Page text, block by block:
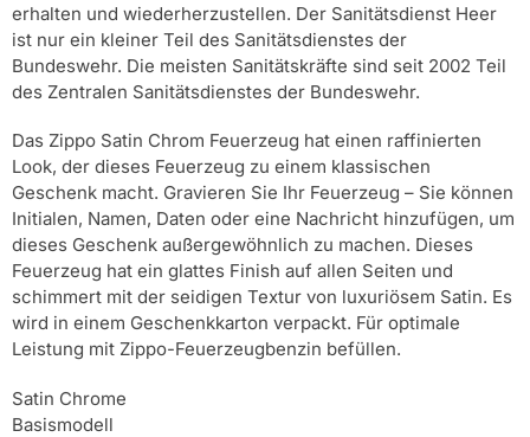
erhalten und wiederherzustellen. Der Sanitätsdienst Heer
ist nur ein kleiner Teil des Sanitätsdienstes der
Bundeswehr. Die meisten Sanitätskräfte sind seit 2002 Teil
des Zentralen Sanitätsdienstes der Bundeswehr.
Das Zippo Satin Chrom Feuerzeug hat einen raffinierten
Look, der dieses Feuerzeug zu einem klassischen
Geschenk macht. Gravieren Sie Ihr Feuerzeug – Sie können
Initialen, Namen, Daten oder eine Nachricht hinzufügen, um
dieses Geschenk außergewöhnlich zu machen. Dieses
Feuerzeug hat ein glattes Finish auf allen Seiten und
schimmert mit der seidigen Textur von luxuriösem Satin. Es
wird in einem Geschenkkarton verpackt. Für optimale
Leistung mit Zippo-Feuerzeugbenzin befüllen.
Satin Chrome
Basismodell